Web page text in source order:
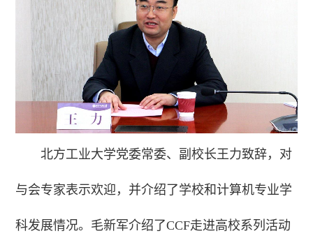
北方工业大学党委常委、副校长王力致辞，对
与会专家表示欢迎，并介绍了学校和计算机专业学
科发展情况。毛新军介绍了CCF走进高校系列活动